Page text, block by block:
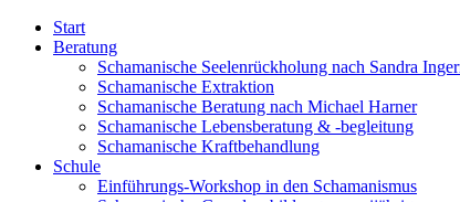
Start
Beratung
Schamanische Seelenrückholung nach Sandra
Schamanische Extraktion
Schamanische Beratung nach Michael Harner
Schamanische Lebensberatung & -begleitung
Schamanische Kraftbehandlung
Schule
Einführungs-Workshop in den Schamanismus